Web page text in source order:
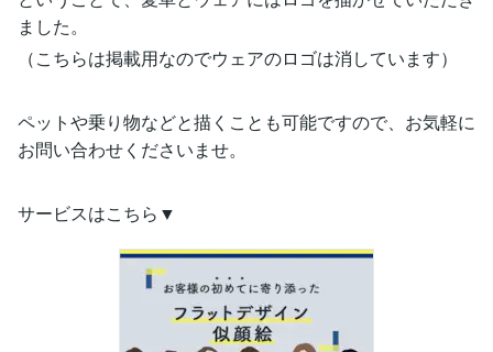
ました。
（こちらは掲載用なのでウェアのロゴは消しています）
ペットや乗り物などと描くことも可能ですので、お気軽に
お問い合わせくださいませ。
サービスはこちら▼